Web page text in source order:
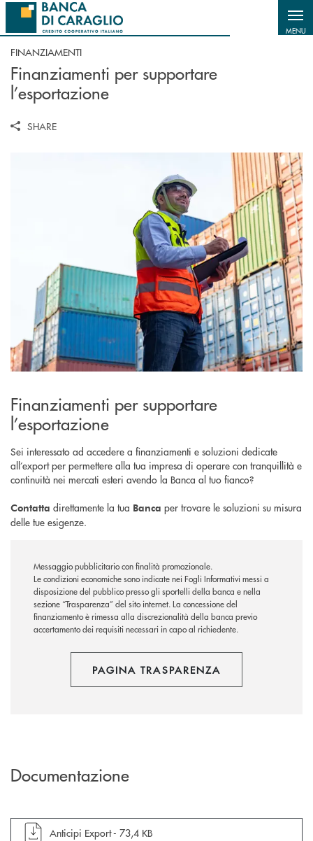
Salta al contenuto principale
MENU
FINANZIAMENTI
Finanziamenti per supportare
l’esportazione
SHARE
Finanziamenti per supportare
l’esportazione
Sei interessato ad accedere a finanziamenti e soluzioni dedicate
all’export per permettere alla tua impresa di operare con tranquillità e
continuità nei mercati esteri avendo la Banca al tuo fianco?
Contatta direttamente la tua Banca per trovare le soluzioni su misura
delle tue esigenze.
Messaggio pubblicitario con finalità promozionale.
Le condizioni economiche sono indicate nei Fogli Informativi messi a
disposizione del pubblico presso gli sportelli della banca e nella
sezione “Trasparenza” del sito internet.La concessione del
finanziamento è rimessa alla discrezionalità della banca previo
accertamento dei requisiti necessari in capo al richiedente.
PAGINA TRASPARENZA
Documentazione
apre documento in una nuova finestra
Anticipi Export - 73,4 KB